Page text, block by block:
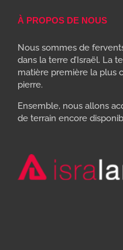
À PROPOS DE NOUS
Nous sommes de
dans la terre d’Israël. La
matière première la plus
pierre.
Ensemble, nous allons
de terrain encore